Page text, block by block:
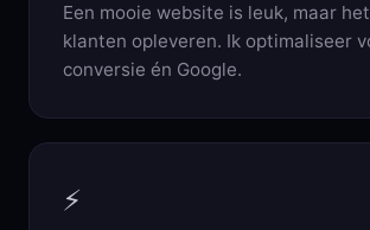
Een mooie website is leuk, maar
klanten opleveren. Ik optimaliseer
conversie én Google.
⚡